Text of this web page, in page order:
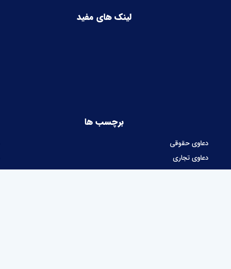
لینک های مفید
برچسب ها
دعاوی حقوقی
دعاوی تجاری
دعاوی شهرداری